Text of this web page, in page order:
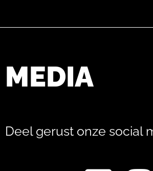
naar
inhoud
MEDIA
Deel gerust onze social